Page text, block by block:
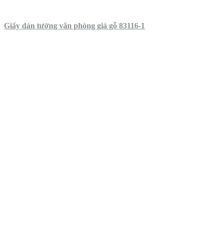
Giấy dán tường văn phòng giả gỗ 83116-1